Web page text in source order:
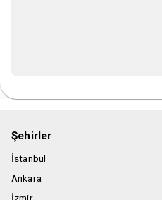
Şehirler
İstanbul
Ankara